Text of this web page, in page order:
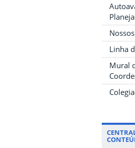
Linha
Mural